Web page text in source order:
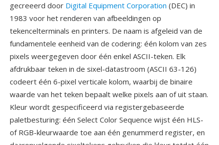
gecreeerd door Digital Equipment Corporation (DEC) in
1983 voor het renderen van afbeeldingen op
tekencelterminals en printers. De naam is afgeleid van de
fundamentele eenheid van de codering: één kolom van zes
pixels weergegeven door één enkel ASCII-teken. Elk
afdrukbaar teken in de sixel-datastroom (ASCII 63-126)
codeert één 6-pixel verticale kolom, waarbij de binaire
waarde van het teken bepaalt welke pixels aan of uit staan.
Kleur wordt gespecificeerd via registergebaseerde
paletbesturing: één Select Color Sequence wijst één HLS-
of RGB-kleurwaarde toe aan één genummerd register, en